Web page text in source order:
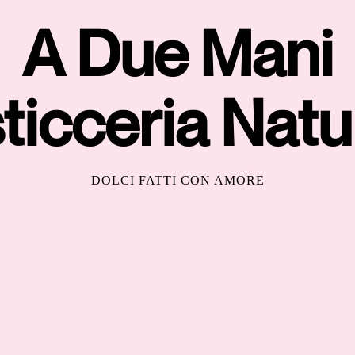
A Due Mani
DOLCI FATTI CON AMORE